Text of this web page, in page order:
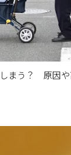
まう？ 原因や